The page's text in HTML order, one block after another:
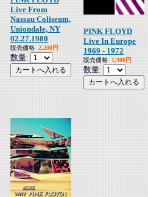
Live From
Nassau Coliseum,
Uniondale, NY
02.27.1980
販売価格 2,200円
数量:
PINK FLOYD
Live In Europe
1969 - 1972
販売価格 1,980円
数量: